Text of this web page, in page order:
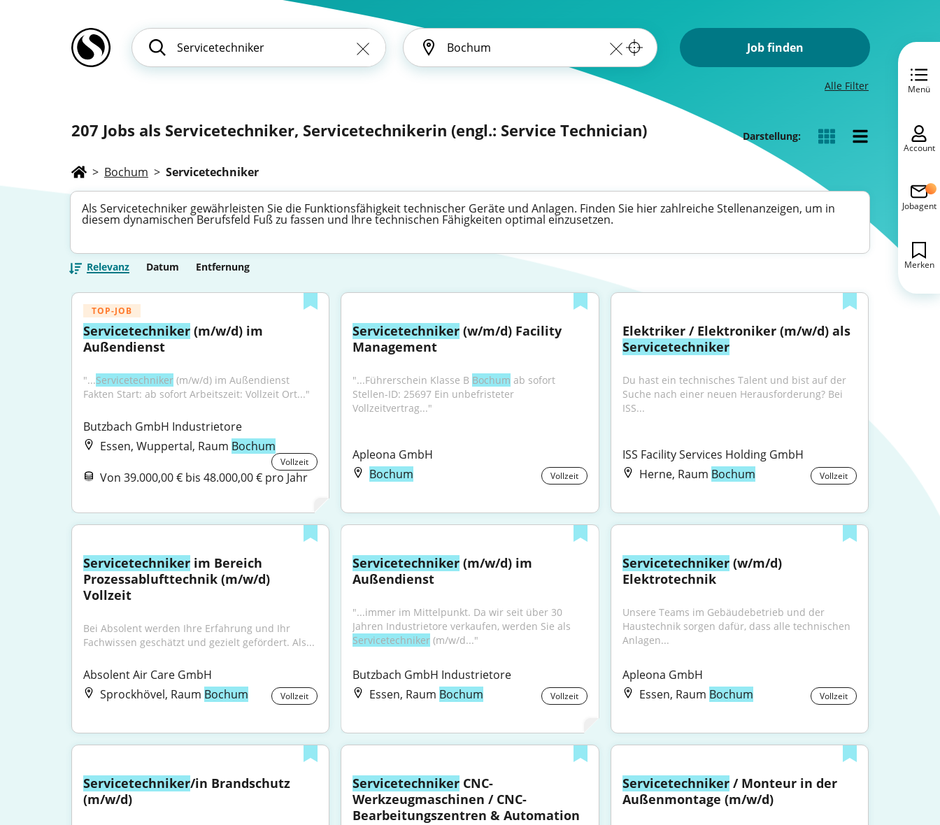
Job finden
Alle Filter
207 Jobs als Servicetechniker, Servicetechnikerin (engl.: Service Technician) Darstellung:
> Bochum > Servicetechniker
Als Servicetechniker gewährleisten Sie die Funktionsfähigkeit technischer Geräte und Anlagen. Finden Sie hier zahlreiche Stellenanzeigen, um in
diesem dynamischen Berufsfeld Fuß zu fassen und Ihre technischen Fähigkeiten optimal einzusetzen.
Relevanz Datum Entfernung
TOP-JOB
Servicetechniker (m/w/d) im
Außendienst
"...Servicetechniker (m/w/d) im Außendienst
Fakten Start: ab sofort Arbeitszeit: Vollzeit Ort..."
Butzbach GmbH Industrietore
Essen, Wuppertal, Raum Bochum
Vollzeit
Von 39.000,00 € bis 48.000,00 € pro Jahr
Servicetechniker (w/m/d) Facility
Management
"...Führerschein Klasse B Bochum ab sofort
Stellen-ID: 25697 Ein unbefristeter
Vollzeitvertrag..."
Apleona GmbH
Bochum
Vollzeit
Elektriker / Elektroniker (m/w/d) als
Servicetechniker
Du hast ein technisches Talent und bist auf der
Suche nach einer neuen Herausforderung? Bei
ISS...
ISS Facility Services Holding GmbH
Herne, Raum Bochum Vollzeit
Servicetechniker im Bereich
Prozessablufttechnik (m/w/d)
Vollzeit
Bei Absolent werden Ihre Erfahrung und Ihr
Fach­wissen geschätzt und gezielt gefördert. Als...
Absolent Air Care GmbH
Sprockhövel, Raum Bochum Vollzeit
Servicetechniker (m/w/d) im
Außendienst
"...immer im Mittelpunkt. Da wir seit über 30
Servicetechniker (m/w/d..."
Butzbach GmbH Industrietore
Essen, Raum Bochum Vollzeit
Servicetechniker (w/m/d)
Elektrotechnik
Unsere Teams im Gebäudebetrieb und der
Haustechnik sorgen dafür, dass alle technischen
Anlagen...
Apleona GmbH
Essen, Raum Bochum Vollzeit
Servicetechniker/in Brandschutz
(m/w/d)
Servicetechniker CNC-
Werkzeugmaschinen / CNC-
Bearbeitungszentren & Automation
Servicetechniker / Monteur in der
Außenmontage (m/w/d)
Menü
Account
Jobagent
Merken